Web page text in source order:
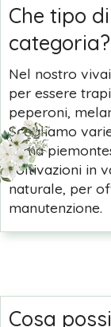
Che tipo
categoria?
Nel nostro
per essere
peperoni,
Scegliamo
clima
coltivazioni in
naturale, per
manutenzione.
Cosa